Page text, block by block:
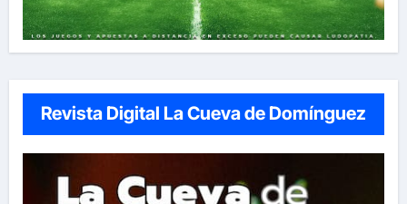
Revista Digital La Cueva de Domínguez